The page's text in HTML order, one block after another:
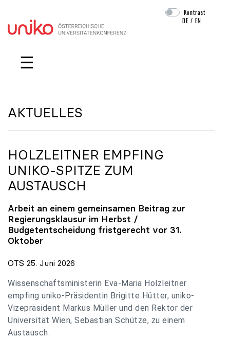
Navigation überspringen
Kontrast
DE /EN
☰
AKTUELLES
HOLZLEITNER EMPFING
UNIKO-SPITZE ZUM
AUSTAUSCH
Arbeit an einem gemeinsamen Beitrag zur
Regierungsklausur im Herbst /
Budgetentscheidung fristgerecht vor 31.
Oktober
OTS 25. Juni 2026
Wissenschaftsministerin Eva-Maria Holzleitner
empfing uniko-Präsidentin Brigitte Hütter, uniko-
Vizepräsident Markus Müller und den Rektor der
Universität Wien, Sebastian Schütze, zu einem
Austausch.